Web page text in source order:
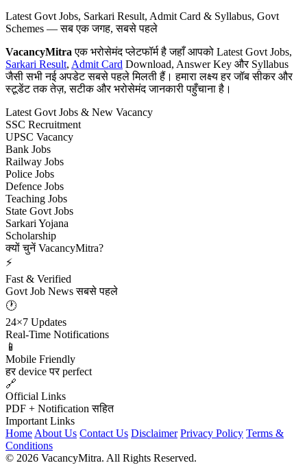
Latest Govt Jobs, Sarkari Result, Admit Card & Syllabus, Govt
Schemes — सब एक जगह, सबसे पहले
VacancyMitra एक भरोसेमंद प्लेटफॉर्म है जहाँ आपको Latest Govt Jobs,
Sarkari Result, Admit Card Download, Answer Key और Syllabus
जैसी सभी नई अपडेट सबसे पहले मिलती हैं। हमारा लक्ष्य हर जॉब सीकर और
स्टूडेंट तक तेज़, सटीक और भरोसेमंद जानकारी पहुँचाना है।
Latest Govt Jobs & New Vacancy
SSC Recruitment
UPSC Vacancy
Bank Jobs
Railway Jobs
Police Jobs
Defence Jobs
Teaching Jobs
State Govt Jobs
Sarkari Yojana
Scholarship
क्यों चुनें VacancyMitra?
⚡
Fast & Verified
Govt Job News सबसे पहले
🕐
24×7 Updates
Real-Time Notifications
📱
Mobile Friendly
हर device पर perfect
🔗
Official Links
PDF + Notification सहित
Important Links
Home About Us Contact Us Disclaimer Privacy Policy Terms &
Conditions
© 2026 VacancyMitra. All Rights Reserved.